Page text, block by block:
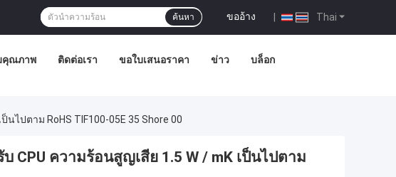
Thai
ขออ้าง |
ค้นหา
คุณภาพ ติดต่อเรา ขอใบเสนอราคา ข่าว บล็อก
นไปตาม RoHS TIF100-05E 35 Shore 00
CPU ความร้อนสูญเสีย 1.5 W / mK เป็นไปตาม